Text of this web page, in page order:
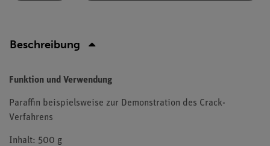
Beschreibung
Funktion und Verwendung
Paraffin beispielsweise zur Demonstration des Crack-
Verfahrens
Inhalt: 500 g